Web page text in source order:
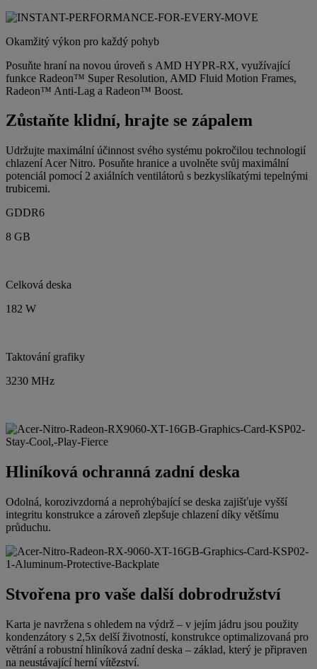
Okamžitý výkon pro každý pohyb
Posuňte hraní na novou úroveň s AMD HYPR-RX, využívající
funkce Radeon™ Super Resolution, AMD Fluid Motion Frames,
Radeon™ Anti-Lag a Radeon™ Boost.
Zůstaňte klidní, hrajte se zápalem
Udržujte maximální účinnost svého systému pokročilou technologií
chlazení Acer Nitro. Posuňte hranice a uvolněte svůj maximální
potenciál pomocí 2 axiálních ventilátorů s bezkyslíkatými tepelnými
trubicemi.
GDDR6
8 GB
Celková deska
182 W
Taktování grafiky
3230 MHz
Hliníková ochranná zadní deska
Odolná, korozivzdorná a neprohýbající se deska zajišťuje vyšší
integritu konstrukce a zároveň zlepšuje chlazení díky většímu
průduchu.
Stvořena pro vaše další dobrodružství
Karta je navržena s ohledem na výdrž – v jejím jádru jsou použity
kondenzátory s 2,5x delší životností, konstrukce optimalizovaná pro
větrání a robustní hliníková zadní deska – základ, který je připraven
na neustávající herní vítězství.